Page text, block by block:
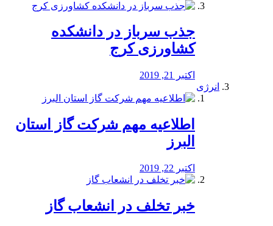
جذب سرباز در دانشکده
کشاورزی کرج
اکتبر 21, 2019
انرژی
️اطلاعیه مهم شرکت گاز استان
البرز
اکتبر 22, 2019
خبر تخلف در انشعاب گاز